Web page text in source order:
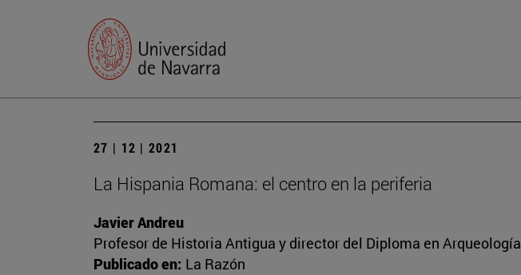
27 | 12 | 2021
La Hispania Romana: el centro en la periferia
Javier Andreu
Profesor de Historia Antigua y director del Diploma en Arqueología
Publicado en: La Razón